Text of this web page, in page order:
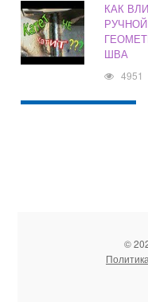
КАК
ШВА
4951
©